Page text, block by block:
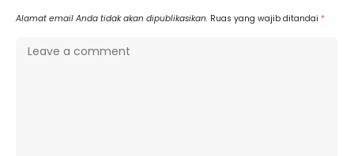
Alamat email Anda tidak akan dipublikasikan. Ruas yang wajib ditandai *